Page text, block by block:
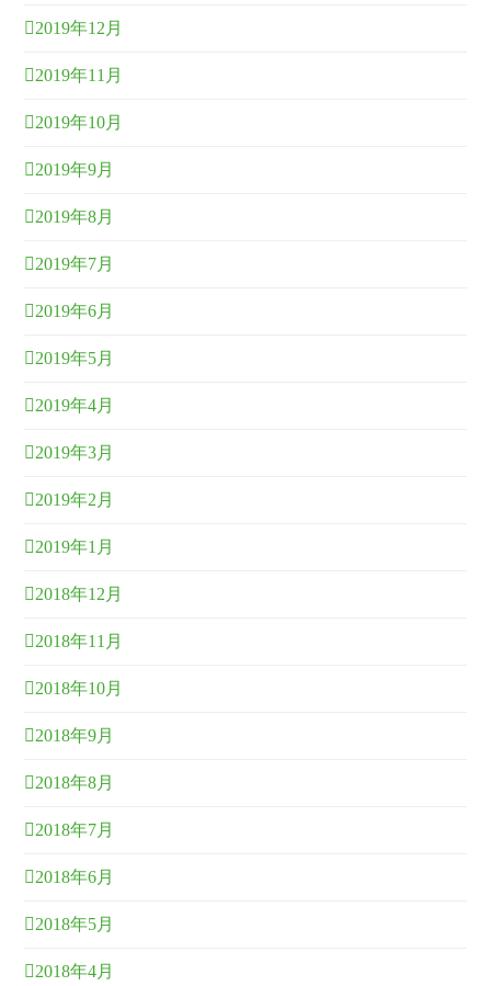
2019年12月
2019年11月
2019年10月
2019年9月
2019年8月
2019年7月
2019年6月
2019年5月
2019年4月
2019年3月
2019年2月
2019年1月
2018年12月
2018年11月
2018年10月
2018年9月
2018年8月
2018年7月
2018年6月
2018年5月
2018年4月